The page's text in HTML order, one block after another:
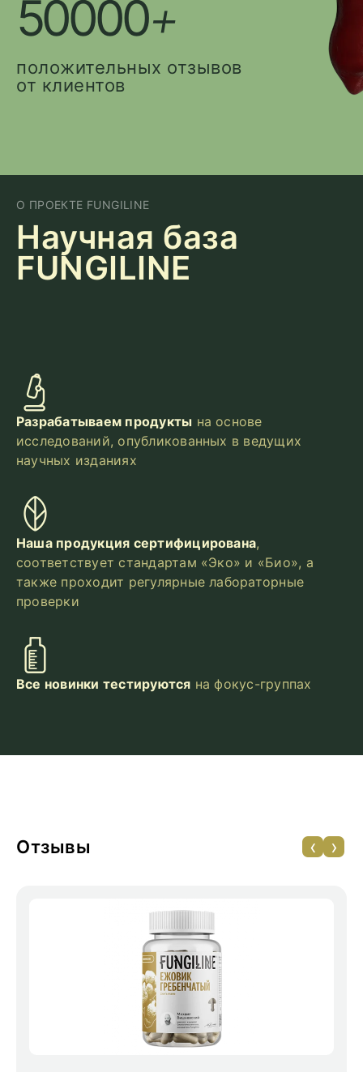
50000+
положительных отзывов
от клиентов
О ПРОЕКТЕ FUNGILINE
Научная база
FUNGILINE
Разрабатываем продукты на основе
исследований, опубликованных в ведущих
научных изданиях
Наша продукция сертифицирована,
соответствует стандартам «Эко» и «Био», а
также проходит регулярные лабораторные
проверки
Все новинки тестируются на фокус-группах
Отзывы ‹ ›